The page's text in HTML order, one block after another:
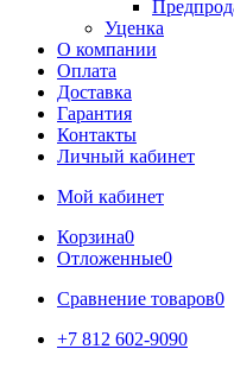
Уценка
О компании
Оплата
Доставка
Гарантия
Контакты
Личный кабинет
Мой кабинет
Корзина0
Отложенные0
Сравнение товаров0
+7 812 602-9090